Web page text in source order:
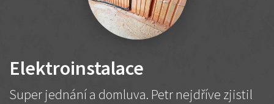
Elektroinstalace
Super jednání a domluva. Petr nejdříve zjistil